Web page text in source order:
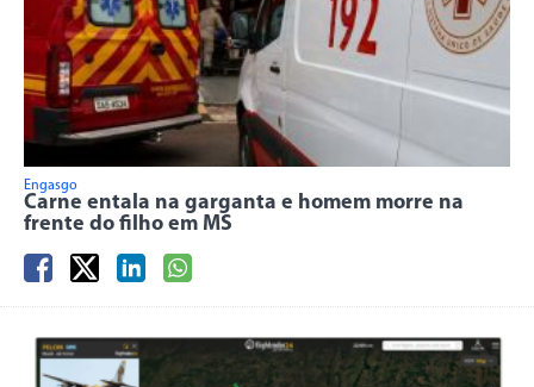
Engasgo
Carne entala na garganta e homem morre na
frente do filho em MS